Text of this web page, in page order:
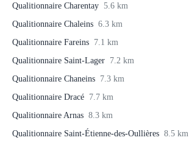
Qualitionnaire Charentay 5.6 km
Qualitionnaire Chaleins 6.3 km
Qualitionnaire Fareins 7.1 km
Qualitionnaire Saint-Lager 7.2 km
Qualitionnaire Chaneins 7.3 km
Qualitionnaire Dracé 7.7 km
Qualitionnaire Arnas 8.3 km
Qualitionnaire Saint-Étienne-des-Oullières 8.5 km